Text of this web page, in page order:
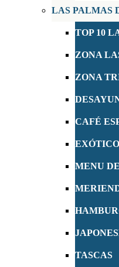
LAS PALMAS
TOP 10
ZONA
ZONA
CAFÉ
MENU
TASCAS